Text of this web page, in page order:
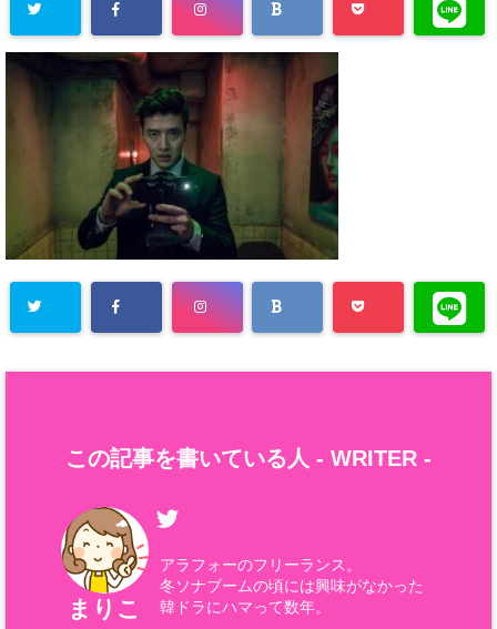
この記事を書いている人 - WRITER -
まりこ
アラフォーのフリーランス。
冬ソナブームの頃には興味がなかった
韓ドラにハマって数年。